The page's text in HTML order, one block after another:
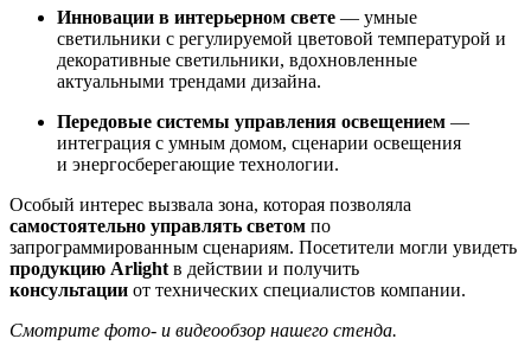
Инновации в интерьерном свете — умные
светильники с регулируемой цветовой температурой и
декоративные светильники, вдохновленные
актуальными трендами дизайна.
Передовые системы управления освещением —
интеграция с умным домом, сценарии освещения
и энергосберегающие технологии.
Особый интерес вызвала зона, которая позволяла
самостоятельно управлять светом по
запрограммированным сценариям. Посетители могли увидеть
продукцию Arlight в действии и получить
консультации от технических специалистов компании.
Смотрите фото- и видеообзор нашего стенда.